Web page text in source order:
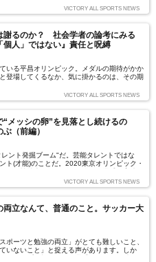
収めるトロフィーケースを手がけているのが
・ヴィトン。同社は特製ケースの製作だけで
メリカズカップをサポートしているのか?
VICTORY ALL SPORTS NEWS
謝るのか？ 社会学者の論考にみる
個人」ではない』責任と呪縛
いる平昌オリンピック。メダルの期待がかか
登場してくるなか、気に掛かるのは、その期
ばしば、日本人選手がテレビの向こうにいる
がらに謝る姿を目にしてきた。なぜ日本人選
クが開催中で、東京オリンピックを2年後に
そ、あらためて考えてみたい。（文＝谷口輝
VICTORY ALL SPORTS NEWS
“メッシの卵”を見落とし続けるの
（前編）
ント発掘ブーム"だ。芸能タレントではな
ト(才能)のことだ。2020東京オリンピック・
期の選手を発掘・育成する事業が、国家予算
ント発掘が活発になるほど、日本のスポーツ
しのぶ氏だ。その根拠を語ってもらった。
）
VICTORY ALL SPORTS NEWS
両立なんて、普通のこと。サッカー大
ポーツと勉強の両立」がとても難しいこと、
いないこと」と捉える声があります。しか